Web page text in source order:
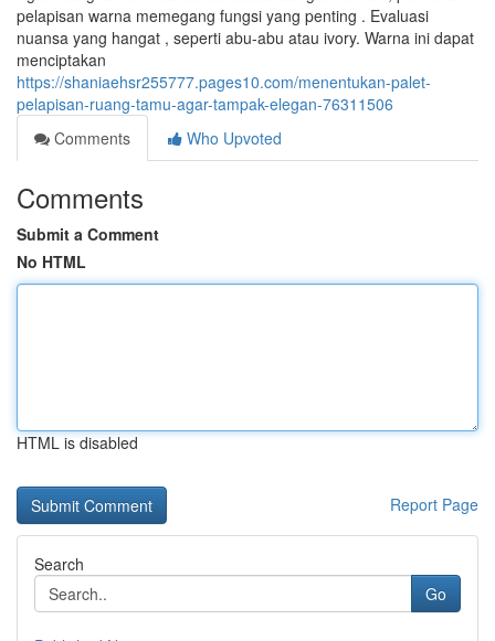
pelapisan warna memegang fungsi yang penting . Evaluasi
nuansa yang hangat , seperti abu-abu atau ivory. Warna ini dapat
menciptakan
https://shaniaehsr255777.pages10.com/menentukan-palet-
pelapisan-ruang-tamu-agar-tampak-elegan-76311506
Comments
Who Upvoted
Comments
Submit a Comment
No HTML
HTML is disabled
Report Page
Search
Go